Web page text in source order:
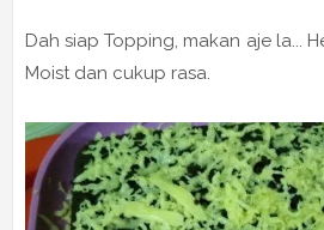
Dah siap Topping, makan aje la...
Moist dan cukup rasa.